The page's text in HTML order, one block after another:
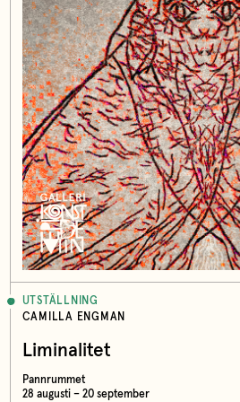
UTSTÄLLNING
CAMILLA ENGMAN
Liminalitet
Pannrummet
28 augusti – 20 september